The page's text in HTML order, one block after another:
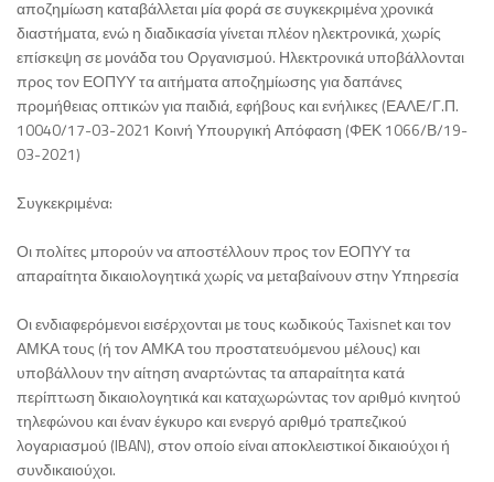
αποζημίωση καταβάλλεται μία φορά σε συγκεκριμένα χρονικά
διαστήματα, ενώ η διαδικασία γίνεται πλέον ηλεκτρονικά, χωρίς
επίσκεψη σε μονάδα του Οργανισμού. Ηλεκτρονικά υποβάλλονται
προς τον ΕΟΠΥΥ τα αιτήματα αποζημίωσης για δαπάνες
προμήθειας οπτικών για παιδιά, εφήβους και ενήλικες (ΕΑΛΕ/Γ.Π.
10040/17-03-2021 Κοινή Υπουργική Απόφαση (ΦΕΚ 1066/Β/19-
03-2021)
Συγκεκριμένα:
Οι πολίτες μπορούν να αποστέλλουν προς τον ΕΟΠΥΥ τα
απαραίτητα δικαιολογητικά χωρίς να μεταβαίνουν στην Υπηρεσία
Οι ενδιαφερόμενοι εισέρχονται με τους κωδικούς Taxisnet και τον
ΑΜΚΑ τους (ή τον ΑΜΚΑ του προστατευόμενου μέλους) και
υποβάλλουν την αίτηση αναρτώντας τα απαραίτητα κατά
περίπτωση δικαιολογητικά και καταχωρώντας τον αριθμό κινητού
τηλεφώνου και έναν έγκυρο και ενεργό αριθμό τραπεζικού
λογαριασμού (IBAN), στον οποίο είναι αποκλειστικοί δικαιούχοι ή
συνδικαιούχοι.